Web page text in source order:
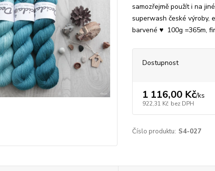
samozřejmě použít i na
superwash české výroby,
barvené ♥ 100g =365m,
Dostupnost
1 116,00 Kč/ks
922,31 Kč bez DPH
Číslo produktu: S4-027